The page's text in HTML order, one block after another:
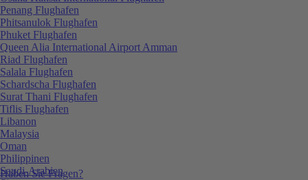
Haben Sie Fragen?
Penang Flughafen
Phitsanulok Flughafen
Phuket Flughafen
Queen Alia International Airport Amman
Riad Flughafen
Salala Flughafen
Schardscha Flughafen
Surat Thani Flughafen
Tiflis Flughafen
Libanon
Malaysia
Oman
Philippinen
Saudi-Arabien